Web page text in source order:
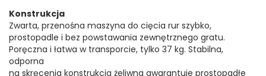
Konstrukcja
Zwarta, przenośna maszyna do cięcia rur szybko,
prostopadle i bez powstawania zewnętrznego gratu.
Poręczna i łatwa w transporcie, tylko 37 kg. Stabilna,
odporna
na skręcenia konstrukcja żeliwna gwarantuje prostopadłe